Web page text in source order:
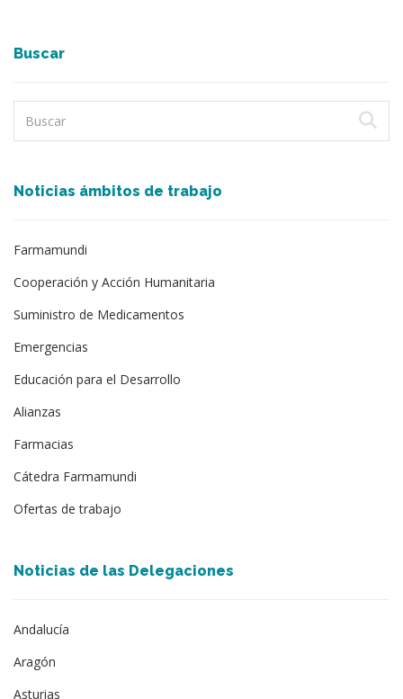
Buscar
Noticias ámbitos de trabajo
Farmamundi
Cooperación y Acción Humanitaria
Suministro de Medicamentos
Emergencias
Educación para el Desarrollo
Alianzas
Farmacias
Cátedra Farmamundi
Ofertas de trabajo
Noticias de las Delegaciones
Andalucía
Aragón
Asturias